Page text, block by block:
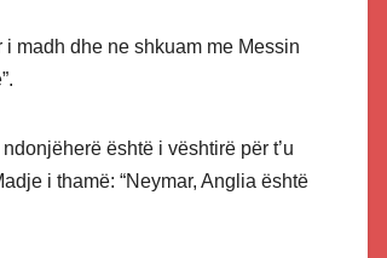
madh dhe ne shkuam me Messin
është i vështirë për t’u
i thamë: “Neymar, Anglia është